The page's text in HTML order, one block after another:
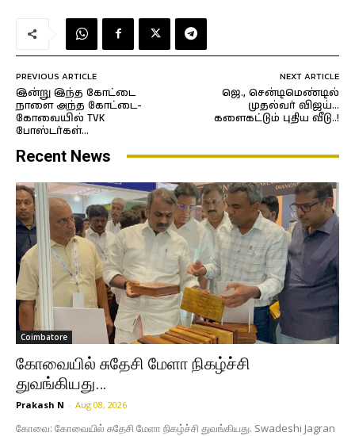
PREVIOUS ARTICLE
இன்று இந்த கோட்டை
நாளை அந்த கோட்டை-
கோவையில் TVK
போஸ்டர்கள்…
NEXT ARTICLE
ஜெ., சென்டிமெண்டில்
முதல்வர் விஜய்…
களைகட்டும் புதிய வீடு..!
Recent News
Coimbatore
கோவையில் சுதேசி மேளா நிகழ்ச்சி
துவங்கியது…
Prakash N - Aug 08, 2026
கோவை: கோவையில் சுதேசி மேளா நிகழ்ச்சி துவங்கியது. Swadeshi Jagran